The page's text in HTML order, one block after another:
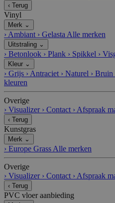
‹ Terug
Vinyl
Merk ⌄
› Ambiant › Gelasta Alle merken
Uitstraling ⌄
› Betonlook › Plank › Spikkel ›
Kleur ⌄
› Grijs › Antraciet › Naturel › Bruin
kleuren
Overige
› Visualizer › Contact › Afspraak
‹ Terug
Kunstgras
Merk ⌄
› Europe Grass Alle merken
Overige
› Visualizer › Contact › Afspraak
‹ Terug
PVC vloer aanbieding